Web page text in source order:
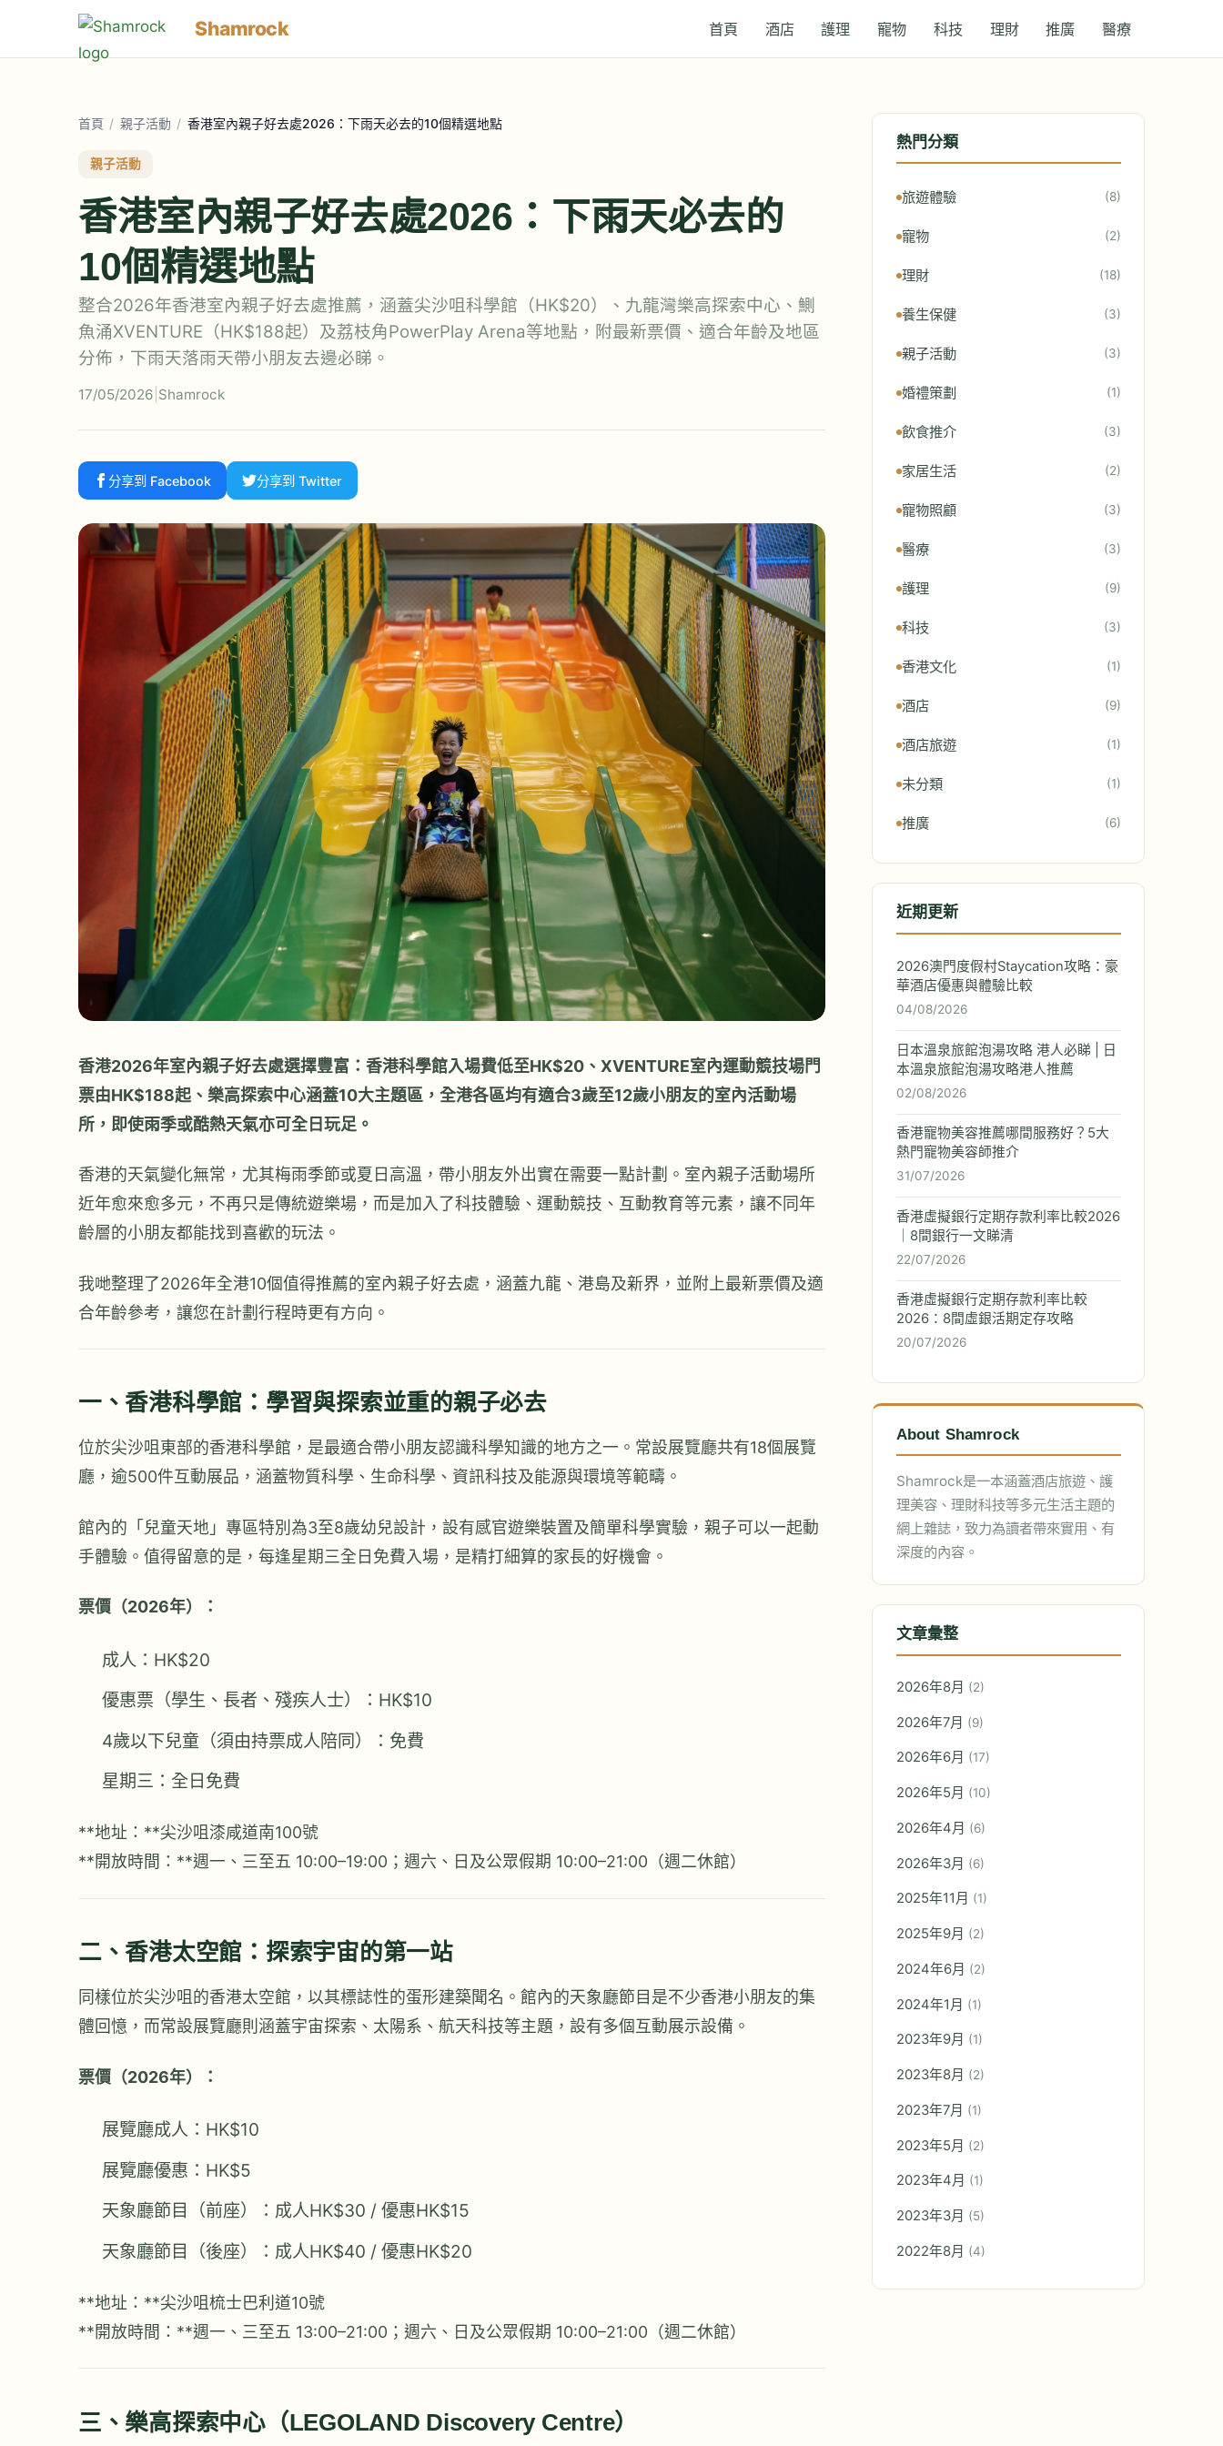
Shamrock 首頁 酒店 護理 寵物 科技 理財 推廣 醫療
首頁 / 親子活動 / 香港室內親子好去處2026：下雨天必去的10個精選地點
親子活動
香港室內親子好去處2026：下雨天必去的
10個精選地點
整合2026年香港室內親子好去處推薦，涵蓋尖沙咀科學館（HK$20）、九龍灣樂高探索中心、鰂
魚涌XVENTURE（HK$188起）及荔枝角PowerPlay Arena等地點，附最新票價、適合年齡及地區
分佈，下雨天落雨天帶小朋友去邊必睇。
17/05/2026 Shamrock
分享到 Facebook 分享到 Twitter
香港2026年室內親子好去處選擇豐富：香港科學館入場費低至HK$20、XVENTURE室內運動競技場門
票由HK$188起、樂高探索中心涵蓋10大主題區，全港各區均有適合3歲至12歲小朋友的室內活動場
所，即使雨季或酷熱天氣亦可全日玩足。
香港的天氣變化無常，尤其梅雨季節或夏日高溫，帶小朋友外出實在需要一點計劃。室內親子活動場所
近年愈來愈多元，不再只是傳統遊樂場，而是加入了科技體驗、運動競技、互動教育等元素，讓不同年
齡層的小朋友都能找到喜歡的玩法。
我哋整理了2026年全港10個值得推薦的室內親子好去處，涵蓋九龍、港島及新界，並附上最新票價及適
合年齡參考，讓您在計劃行程時更有方向。
一、香港科學館：學習與探索並重的親子必去
位於尖沙咀東部的香港科學館，是最適合帶小朋友認識科學知識的地方之一。常設展覽廳共有18個展覽
廳，逾500件互動展品，涵蓋物質科學、生命科學、資訊科技及能源與環境等範疇。
館內的「兒童天地」專區特別為3至8歲幼兒設計，設有感官遊樂裝置及簡單科學實驗，親子可以一起動
手體驗。值得留意的是，每逢星期三全日免費入場，是精打細算的家長的好機會。
票價（2026年）：
成人：HK$20
優惠票（學生、長者、殘疾人士）：HK$10
4歲以下兒童（須由持票成人陪同）：免費
星期三：全日免費
**地址：**尖沙咀漆咸道南100號
**開放時間：**週一、三至五 10:00–19:00；週六、日及公眾假期 10:00–21:00（週二休館）
二、香港太空館：探索宇宙的第一站
同樣位於尖沙咀的香港太空館，以其標誌性的蛋形建築聞名。館內的天象廳節目是不少香港小朋友的集
體回憶，而常設展覽廳則涵蓋宇宙探索、太陽系、航天科技等主題，設有多個互動展示設備。
票價（2026年）：
展覽廳成人：HK$10
展覽廳優惠：HK$5
天象廳節目（前座）：成人HK$30 / 優惠HK$15
天象廳節目（後座）：成人HK$40 / 優惠HK$20
**地址：**尖沙咀梳士巴利道10號
**開放時間：**週一、三至五 13:00–21:00；週六、日及公眾假期 10:00–21:00（週二休館）
三、樂高探索中心（LEGOLAND Discovery Centre）
熱門分類
旅遊體驗 (8)
寵物 (2)
理財 (18)
養生保健 (3)
親子活動 (3)
婚禮策劃 (1)
飲食推介 (3)
家居生活 (2)
寵物照顧 (3)
醫療 (3)
護理 (9)
科技 (3)
香港文化 (1)
酒店 (9)
酒店旅遊 (1)
未分類 (1)
推廣 (6)
近期更新
2026澳門度假村Staycation攻略：豪
華酒店優惠與體驗比較
04/08/2026
日本溫泉旅館泡湯攻略 港人必睇 | 日
本溫泉旅館泡湯攻略港人推薦
02/08/2026
香港寵物美容推薦哪間服務好？5大
熱門寵物美容師推介
31/07/2026
香港虛擬銀行定期存款利率比較2026
｜8間銀行一文睇清
22/07/2026
香港虛擬銀行定期存款利率比較
2026：8間虛銀活期定存攻略
20/07/2026
About Shamrock
Shamrock是一本涵蓋酒店旅遊、護
理美容、理財科技等多元生活主題的
網上雜誌，致力為讀者帶來實用、有
深度的內容。
文章彙整
2026年8月 (2)
2026年7月 (9)
2026年6月 (17)
2026年5月 (10)
2026年4月 (6)
2026年3月 (6)
2025年11月 (1)
2025年9月 (2)
2024年6月 (2)
2024年1月 (1)
2023年9月 (1)
2023年8月 (2)
2023年7月 (1)
2023年5月 (2)
2023年4月 (1)
2023年3月 (5)
2022年8月 (4)